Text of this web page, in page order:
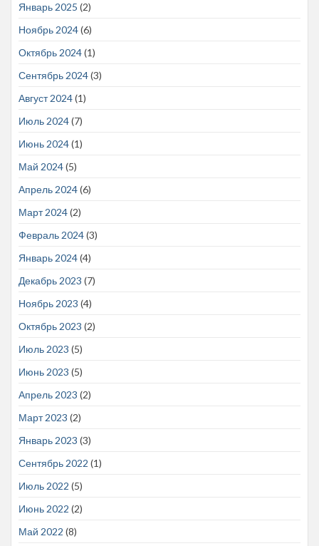
Январь 2025 (2)
Ноябрь 2024(6)
Октябрь 2024(1)
Сентябрь 2024(3)
Август 2024(1)
Июль 2024(7)
Июнь 2024(1)
Май 2024(5)
Апрель 2024(6)
Март 2024(2)
Февраль 2024(3)
Январь 2024(4)
Декабрь 2023 (7)
Ноябрь 2023 (4)
Октябрь 2023 (2)
Июль 2023 (5)
Июнь 2023 (5)
Апрель 2023 (2)
Март 2023 (2)
Январь 2023 (3)
Сентябрь 2022 (1)
Июль 2022 (5)
Июнь 2022 (2)
Май 2022 (8)